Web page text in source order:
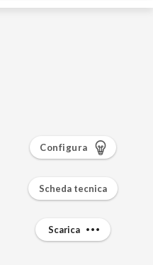
Configura
Scheda tecnica
Scarica